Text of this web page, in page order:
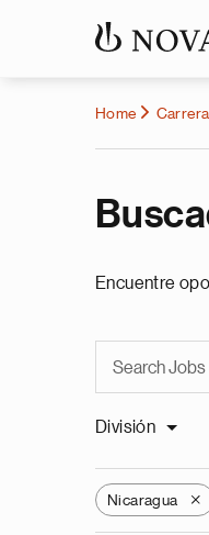
Home
Encuentre
División
Nicaragua X